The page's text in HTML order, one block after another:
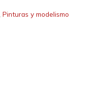
Pinturas y modelismo